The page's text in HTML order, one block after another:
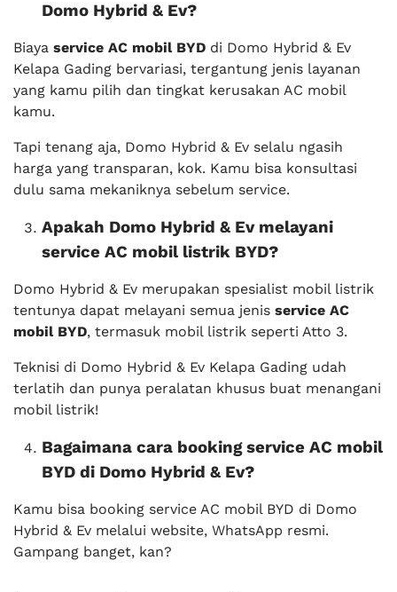
Domo Hybrid & Ev?
Biaya service AC mobil BYD di Domo Hybrid & Ev
Kelapa Gading bervariasi, tergantung jenis layanan
yang kamu pilih dan tingkat kerusakan AC mobil
kamu.
Tapi tenang aja, Domo Hybrid & Ev selalu ngasih
harga yang transparan, kok. Kamu bisa konsultasi
dulu sama mekaniknya sebelum service.
Apakah Domo Hybrid & Ev melayani
service AC mobil listrik BYD?
Domo Hybrid & Ev merupakan spesialist mobil listrik
tentunya dapat melayani semua jenis service AC
mobil BYD, termasuk mobil listrik seperti Atto 3.
Teknisi di Domo Hybrid & Ev Kelapa Gading udah
terlatih dan punya peralatan khusus buat menangani
mobil listrik!
Bagaimana cara booking service AC mobil
BYD di Domo Hybrid & Ev?
Kamu bisa booking service AC mobil BYD di Domo
Hybrid & Ev melalui website, WhatsApp resmi.
Gampang banget, kan?